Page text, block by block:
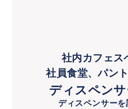
社内カフェス
社員食堂、パン
ディスペン
ディスペンサー